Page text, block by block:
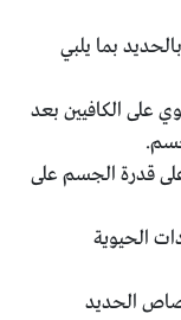
بما يلبي
على الكافيين بعد
قدرة الجسم على
الحيوية
الحديد